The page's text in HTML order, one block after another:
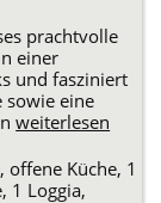
prachtvolle
einer
und fasziniert
sowie eine
weiterlesen
offene Küche, 1
1 Loggia,